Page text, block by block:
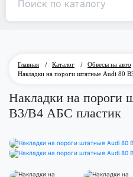
Главная / Каталог / Обвесы на авто
Накладки на пороги штатные Audi 80
Накладки на пороги
B3/B4 АБС пластик